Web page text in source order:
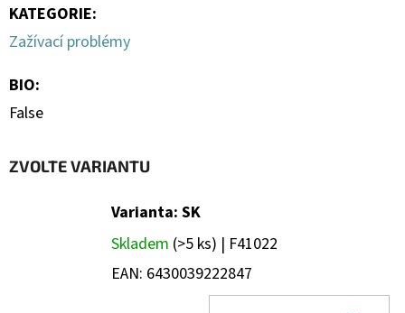
KATEGORIE:
Zažívací problémy
BIO:
False
ZVOLTE VARIANTU
Varianta: SK
Skladem (>5 ks) | F41022
EAN: 6430039222847